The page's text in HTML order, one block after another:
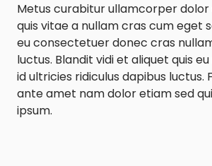
Metus curabitur ullamcorper dolor
quis vitae a nullam cras cum eget
eu consectetuer donec cras
luctus. Blandit vidi et aliquet quis
id ultricies ridiculus dapibus luctus.
ante amet nam dolor etiam sed
ipsum.